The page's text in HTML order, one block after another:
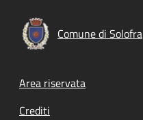
Comune di Solofra
Footer menu
Area riservata
Crediti